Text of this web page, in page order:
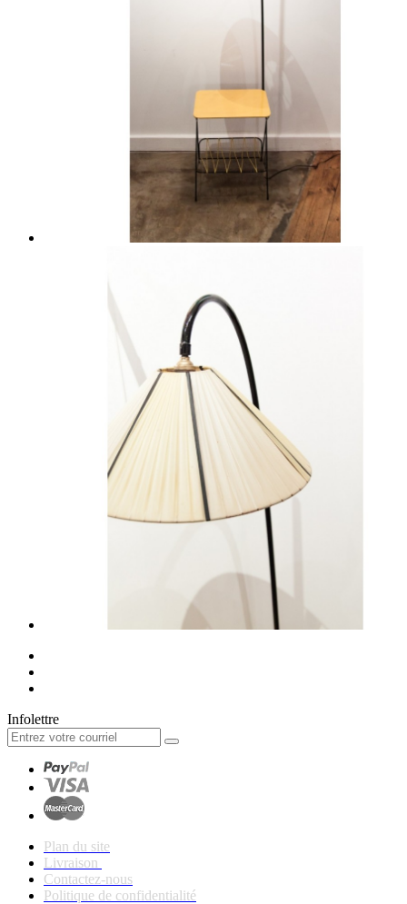
Infolettre
Plan du site
Livraison
Contactez-nous
Politique de confidentialité